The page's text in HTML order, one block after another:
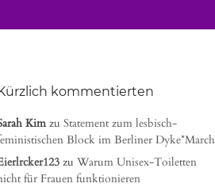
kommentierten
Kimzu Statement zum lesbisch-
Block im Berliner Dyke*March
zu Warum Unisex-Toiletten
für Frauen funktionieren